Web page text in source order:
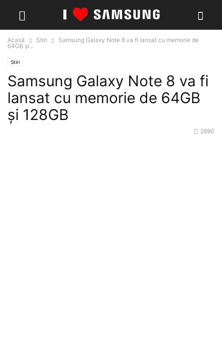
Acasă Stiri
Samsung Galaxy Note 8 va fi lansat cu memorie de
64GB și...
Stiri
Samsung Galaxy Note 8 va fi
lansat cu memorie de 64GB
și 128GB
2890